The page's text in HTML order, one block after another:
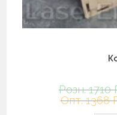
Розн. 1710
Опт. 1368